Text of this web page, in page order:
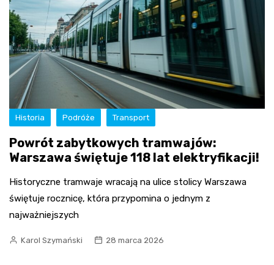
Historia Podróże Transport
Powrót zabytkowych tramwajów:
Warszawa świętuje 118 lat elektryfikacji!
Historyczne tramwaje wracają na ulice stolicy Warszawa
świętuje rocznicę, która przypomina o jednym z
najważniejszych
Karol Szymański 28 marca 2026